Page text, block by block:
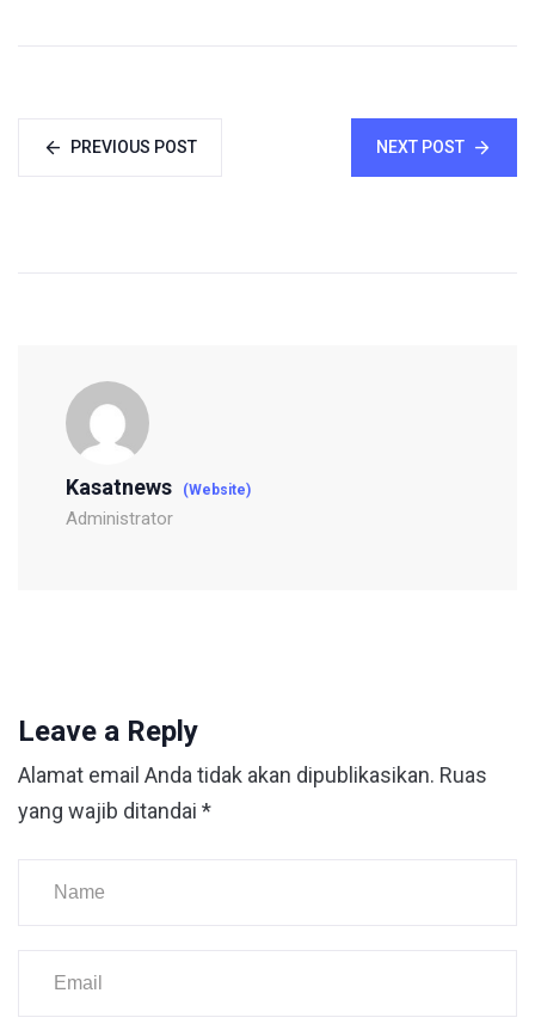
PREVIOUS POST NEXT POST
Kasatnews (Website)
Administrator
Leave a Reply
Alamat email Anda tidak akan dipublikasikan. Ruas
yang wajib ditandai *